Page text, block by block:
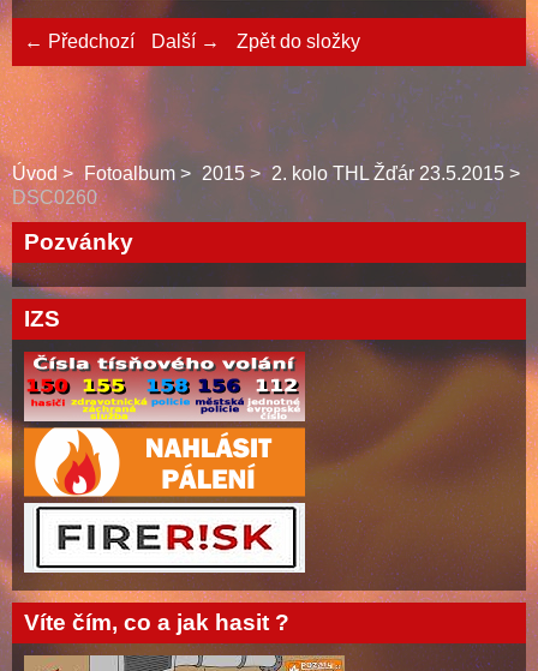
← Předchozí Další → Zpět do složky
Úvod Fotoalbum 2015
2. kolo THL Žďár 23.5.2015
DSC0260
Pozvánky
IZS
Víte čím, co a jak hasit ?